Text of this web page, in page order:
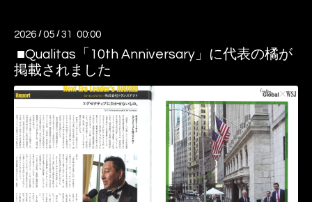
2026 /05 /31 00:00
■Qualitas「10th Anniversary」に代表の橘が
掲載されました